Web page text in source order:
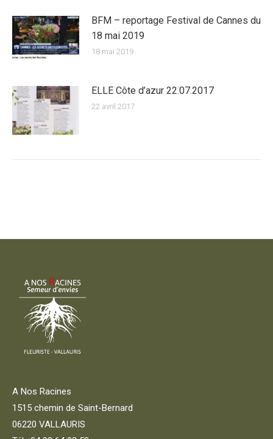
BFM – reportage Festival de Cannes du
18 mai 2019
18 mai 2019
ELLE Côte d’azur 22.07.2017
22 avril 2017
A Nos Racines
1515 chemin de Saint-Bernard
06220 VALLAURIS